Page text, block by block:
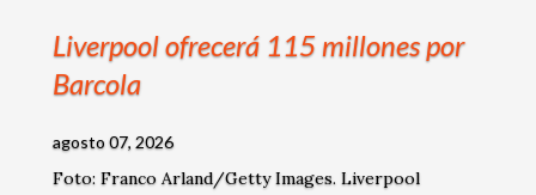
Liverpool ofrecerá 115 millones por
Barcola
agosto 07, 2026
Foto: Franco Arland/Getty Images. Liverpool